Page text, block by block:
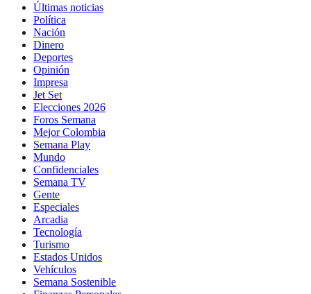
Últimas noticias
Política
Nación
Dinero
Deportes
Opinión
Impresa
Jet Set
Elecciones 2026
Foros Semana
Mejor Colombia
Semana Play
Mundo
Confidenciales
Semana TV
Gente
Especiales
Arcadia
Tecnología
Turismo
Estados Unidos
Vehículos
Semana Sostenible